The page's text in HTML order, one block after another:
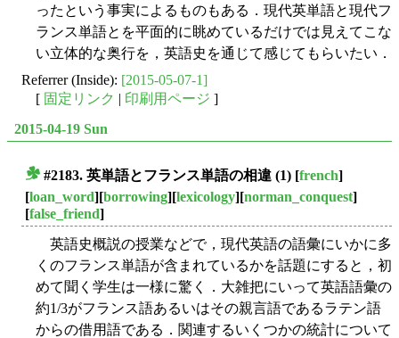
ったという事実によるものもある．現代英単語と現代フ
ランス単語とを平面的に眺めているだけでは見えてこな
い立体的な奥行を，英語史を通じて感じてもらいたい．
Referrer (Inside): [2015-05-07-1]
[ 固定リンク | 印刷用ページ ]
2015-04-19 Sun
#2183. 英単語とフランス単語の相違 (1) [french]
[loan_word][borrowing][lexicology][norman_conquest]
[false_friend]
英語史概説の授業などで，現代英語の語彙にいかに多
くのフランス単語が含まれているかを話題にすると，初
めて聞く学生は一様に驚く．大雑把にいって英語語彙の
約1/3がフランス語あるいはその親言語であるラテン語
からの借用語である．関連するいくつかの統計について